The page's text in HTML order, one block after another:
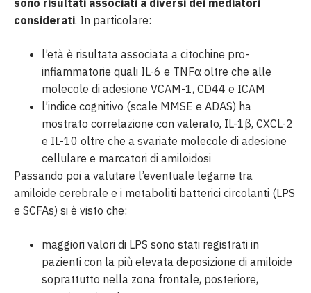
sono risultati associati a diversi dei mediatori
considerati. In particolare:
l’età è risultata associata a citochine pro-
infiammatorie quali IL-6 e TNFα oltre che alle
molecole di adesione VCAM-1, CD44 e ICAM
l’indice cognitivo (scale MMSE e ADAS) ha
mostrato correlazione con valerato, IL-1β, CXCL-2
e IL-10 oltre che a svariate molecole di adesione
cellulare e marcatori di amiloidosi
Passando poi a valutare l’eventuale legame tra
amiloide cerebrale e i metaboliti batterici circolanti (LPS
e SCFAs) si è visto che:
maggiori valori di LPS sono stati registrati in
pazienti con la più elevata deposizione di amiloide
soprattutto nella zona frontale, posteriore,